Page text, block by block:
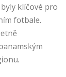
klíčové pro
fotbale.